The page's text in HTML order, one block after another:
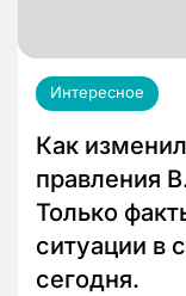
Интересное
Как
правления
Только
ситуации в
сегодня.